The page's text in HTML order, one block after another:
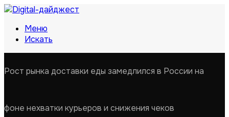
Меню
Искать
Рост рынка доставки еды замедлился в России на
фоне нехватки курьеров и снижения чеков